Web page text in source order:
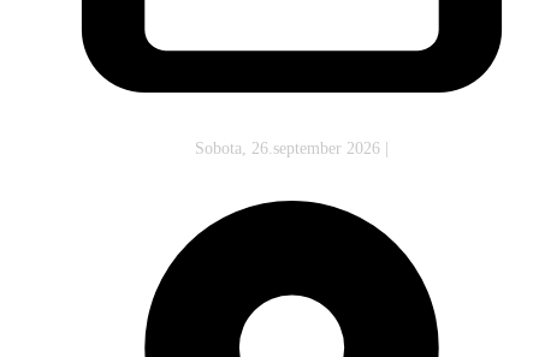
Sobota, 26.september 2026 |